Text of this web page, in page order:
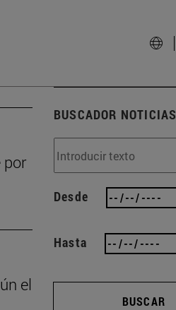
por
el
BUSCADOR NOTICIAS
Desde
Hasta
BUSCAR